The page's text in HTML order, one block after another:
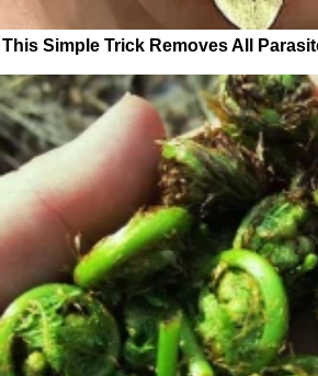
This Simple Trick Removes All